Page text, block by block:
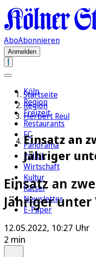
AboAbonnieren
Anmelden
Köln
Region
Freizeit
Restaurants
FC
Panorama
Politik
Wirtschaft
Kultur
Rätsel
Newsletter
E-Paper
Startseite
Region
Herbert Reul
Einsatz an
Jähriger
Einsatz an
Jähriger unter
12.05.2022, 10:27 Uhr
2 min